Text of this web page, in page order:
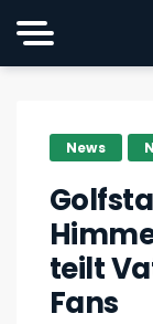
News
teilt
Fans